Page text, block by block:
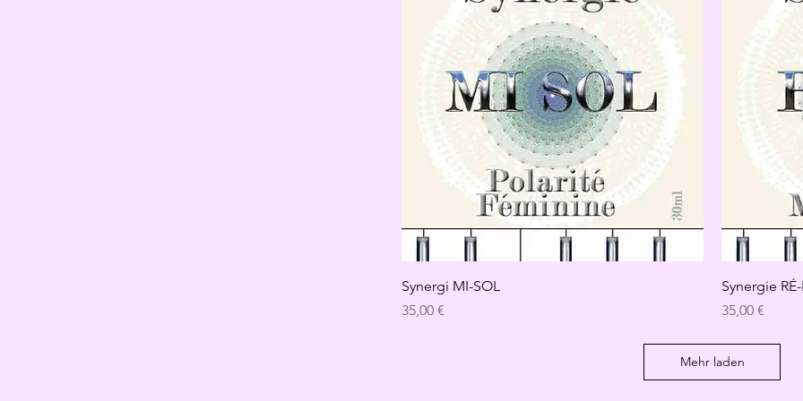
Synergi MI-SOL
Preis
35,00 €
Synergie
Preis
35,00 €
Mehr laden